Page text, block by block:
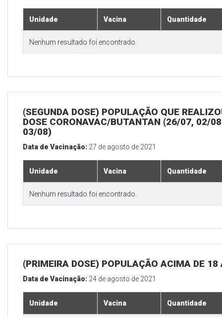
Unidade Vacina Quantidade
Nenhum resultado foi encontrado.
(SEGUNDA DOSE) POPULAÇÃO QUE
DOSE CORONAVAC/BUTANTAN (26/07, 02/
03/08)
Data de Vacinação: 27 de agosto de 2021
Unidade Vacina Quantidade
Nenhum resultado foi encontrado.
(PRIMEIRA DOSE) POPULAÇÃO ACIMA DE 18
Data de Vacinação: 24 de agosto de 2021
Unidade Vacina Quantidade